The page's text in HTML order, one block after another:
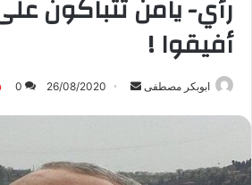
رأي- يامن تتباكون
أفيقوا !
ابوبكر مصطفى
ب
26/08/2020
0